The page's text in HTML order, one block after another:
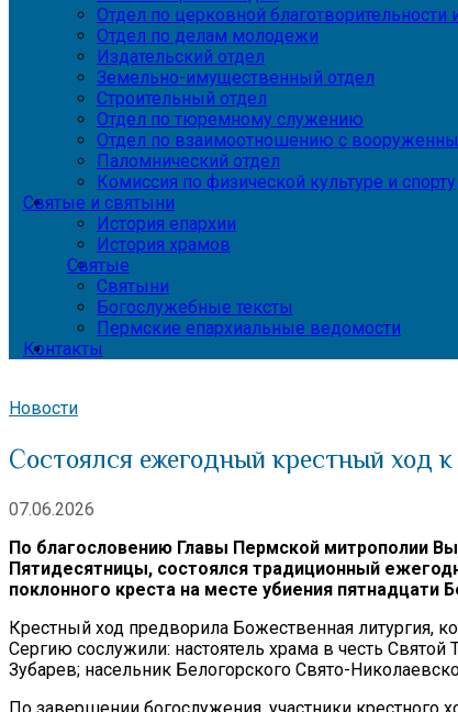
Отдел по церковной
Отдел по делам молодежи
Издательский отдел
Земельно-имущественный отдел
Строительный отдел
Отдел по тюремному служению
Отдел по взаимоотношению с
Паломнический отдел
Комиссия по физической культуре и спорту
Святые и святыни
История епархии
История храмов
Святые
Святыни
Богослужебные тексты
Пермские епархиальные ведомости
Контакты
Новости
Состоялся ежегодный крестный ход
07.06.2026
По благословению Главы Пермской митрополии
Пятидесятницы, состоялся традиционный
поклонного креста на месте убиения пятнадцати
Крестный ход предворила Божественная литургия,
Сергию сослужили: настоятель храма в честь
Зубарев; насельник Белогорского Свято-